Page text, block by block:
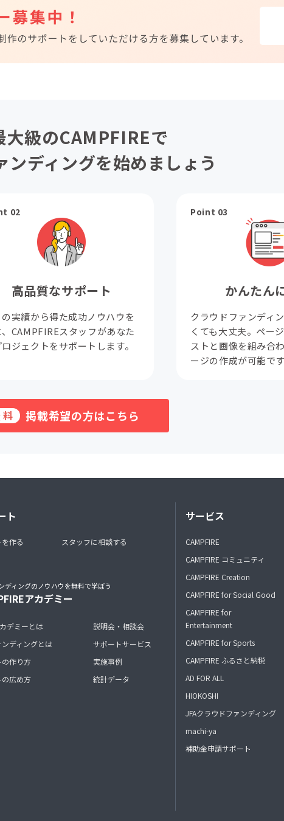
大級のCAMPFIREで
ンディングを始めましょう
02
高品質なサポート
実績から得た成功ノウハウを
CAMPFIREスタッフがあなた
ジェクトをサポートします。
Point 03
かんたん
クラウドファンディ
くても大丈夫。ペー
ストと画像を組み合
ージの作成が可能です
無料 掲載希望の方はこちら
ト
作る
スタッフに相談する
ディングのノウハウを無料で学ぼう
アカデミー
デミーとは
ディングとは
作り方
広め方
説明会・相談会
サポートサービス
実施事例
統計データ
サービス
CAMPFIRE
CAMPFIRE コミュニティ
CAMPFIRE Creation
CAMPFIRE for Social Good
CAMPFIRE for
Entertainment
CAMPFIRE for Sports
CAMPFIRE ふるさと納税
AD FOR ALL
HIOKOSHI
JFAクラウドファンディング
machi-ya
補助金申請サポート